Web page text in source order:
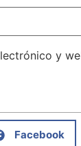
y
Facebook